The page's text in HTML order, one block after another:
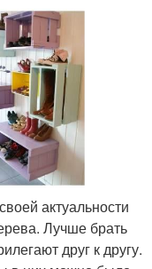
актуальности
Лучше брать
друг к другу.